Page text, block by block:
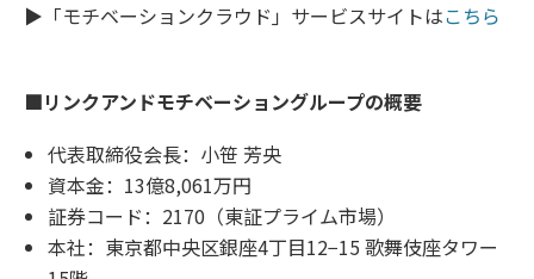
▶「モチベーションクラウド」サービスサイトはこちら
■リンクアンドモチベーショングループの概要
代表取締役会長：小笹 芳央
資本金：13億8,061万円
証券コード：2170（東証プライム市場）
本社：東京都中央区銀座4丁目12−15 歌舞伎座タワー